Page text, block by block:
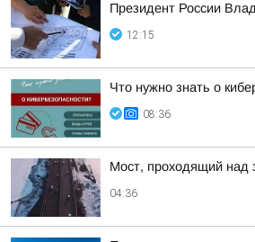
Президент России
12:15
Что нужно знать о
08:36
Мост, проходящий над
04:36